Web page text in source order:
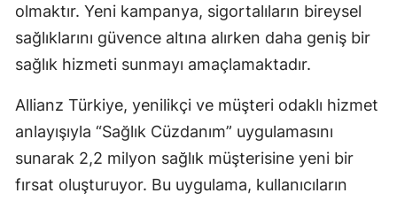
Tokat
Şanlıurfa
Uşak
Van
olmaktır. Yeni kampanya, sigortalıların bireysel
sağlıklarını güvence altına alırken daha geniş bir
sağlık hizmeti sunmayı amaçlamaktadır.
Allianz Türkiye, yenilikçi ve müşteri odaklı hizmet
anlayışıyla “Sağlık Cüzdanım” uygulamasını
sunarak 2,2 milyon sağlık müşterisine yeni bir
fırsat oluşturuyor. Bu uygulama, kullanıcıların